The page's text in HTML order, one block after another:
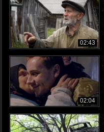
02:43
02:04